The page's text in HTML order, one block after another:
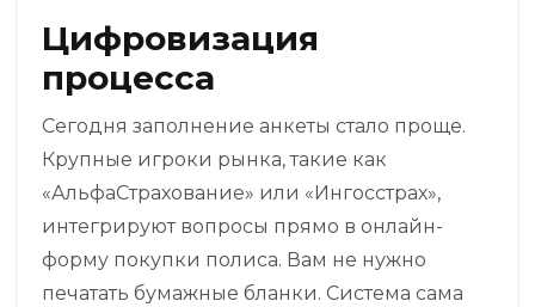
Цифровизация
процесса
Сегодня заполнение анкеты стало проще.
Крупные игроки рынка, такие как
«АльфаСтрахование» или «Ингосстрах»,
интегрируют вопросы прямо в онлайн-
форму покупки полиса. Вам не нужно
печатать бумажные бланки. Система сама